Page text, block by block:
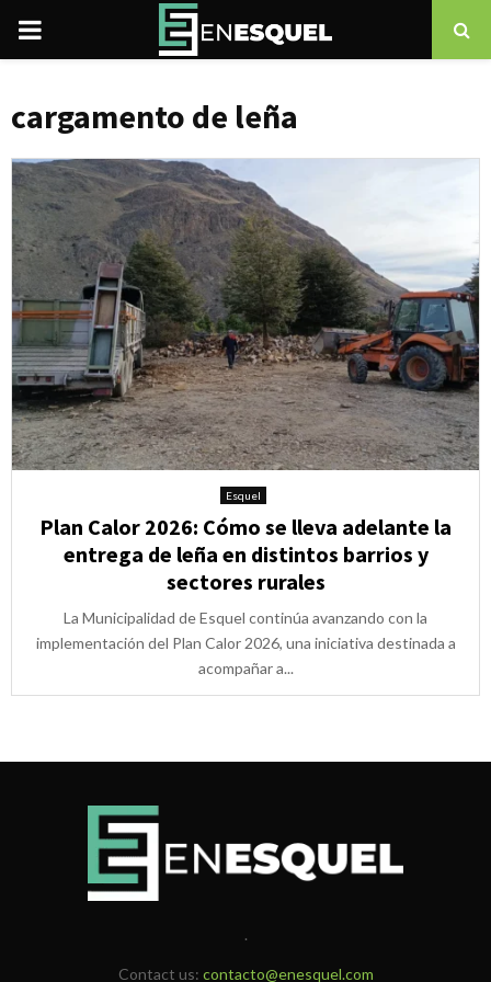
PRIMARY
cargamento de leña
Esquel
Plan Calor 2026: Cómo se lleva adelante la
entrega de leña en distintos barrios y
sectores rurales
La Municipalidad de Esquel continúa avanzando con la
implementación del Plan Calor 2026, una iniciativa destinada a
acompañar a...
.
Contact us: contacto@enesquel.com